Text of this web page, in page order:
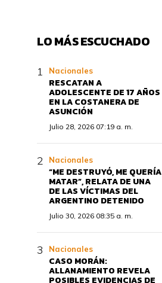
LO MÁS ESCUCHADO
Nacionales
RESCATAN A
ADOLESCENTE DE 17 AÑOS
EN LA COSTANERA DE
ASUNCIÓN
Julio 28, 2026 07:19 a. m.
Nacionales
“ME DESTRUYÓ, ME QUERÍA
MATAR”, RELATA DE UNA
DE LAS VÍCTIMAS DEL
ARGENTINO DETENIDO
Julio 30, 2026 08:35 a. m.
Nacionales
CASO MORÁN:
ALLANAMIENTO REVELA
POSIBLES EVIDENCIAS DE